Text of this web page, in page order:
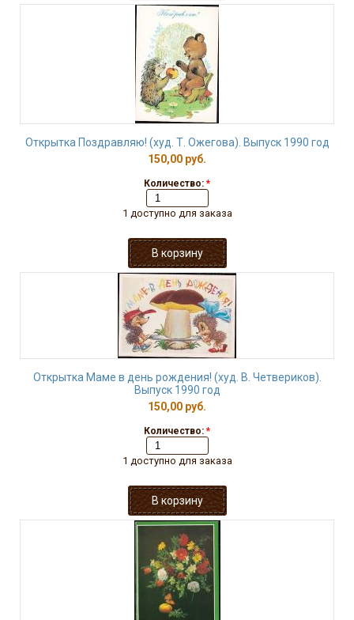
Открытка Поздравляю! (худ. Т. Ожегова). Выпуск 1990 год
150,00 руб.
Количество: *
1 доступно для заказа
Открытка Маме в день рождения! (худ. В. Четвериков).
Выпуск 1990 год
150,00 руб.
Количество: *
1 доступно для заказа